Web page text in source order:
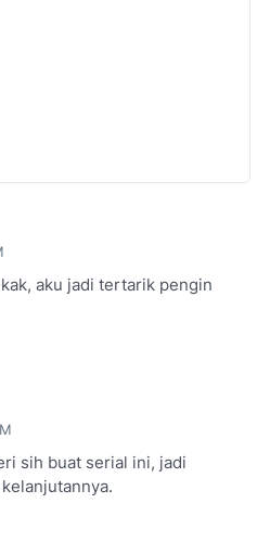
aku jadi tertarik pengin
sih buat serial ini, jadi